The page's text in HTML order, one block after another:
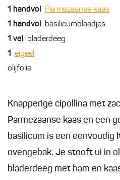
1 handvol Parmezaanse kaas
1 handvol basilicumblaadjes
1 vel bladerdeeg
1 eigeel
olijfolie
Knapperige cipollina met
Parmezaanse kaas en een
basilicum is een eenvoudig
ovengebak. Je stooft ui in
bladerdeeg met ham en